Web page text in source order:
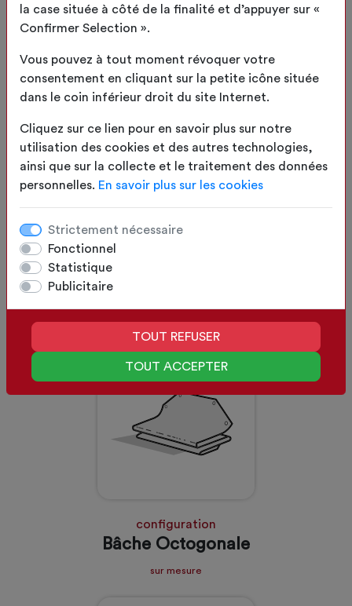
la case située à côté de la finalité et d’appuyer sur «
Confirmer Selection ».
Vous pouvez à tout moment révoquer votre
consentement en cliquant sur la petite icône située
dans le coin inférieur droit du site Internet.
Cliquez sur ce lien pour en savoir plus sur notre
utilisation des cookies et des autres technologies,
ainsi que sur la collecte et le traitement des données
personnelles. En savoir plus sur les cookies
Strictement nécessaire
Fonctionnel
Statistique
Publicitaire
TOUT REFUSER
TOUT ACCEPTER
configuration
Bâche Hexagonale
sur mesure
Bâche Hexagonale régulier
configuration
Bâche Octogonale
sur mesure